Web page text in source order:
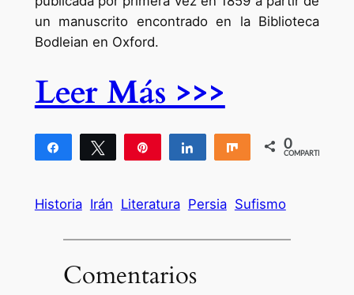
un manuscrito encontrado en la Biblioteca
Bodleian en Oxford.
Leer Más >>>
Compartir Twittear Compartir Compartir
0
COMPARTIR
Historia Irán Literatura Persia Sufismo
Comentarios